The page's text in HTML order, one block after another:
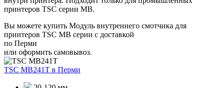
принтеров TSC серии MB.
Вы можете купить Модуль внутреннего смотчика для
принтеров TSC МВ серии с доставкой
по Перми
или оформить самовывоз.
TSC MB241T в Перми